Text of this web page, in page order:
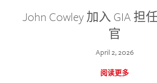
John Cowley 加入 GIA 担
官
April 2, 2026
阅读更多